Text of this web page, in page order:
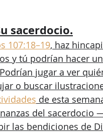
sacerdocio.
107:18–19, haz
y tú podrían hacer
jugar a ver
o buscar
de esta
del sacerdocio
las bendiciones de